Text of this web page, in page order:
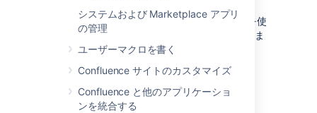
システムおよび Marketplace アプリ
の管理
ユーザーマクロを書く
Confluence サイトのカスタマイズ
Confluence と他のアプリケーショ
ンを統合する
これ以後、対象ユーザーは新しいユーザー名を使
用して Confluence にログインする必要がありま
す。新しいユーザー名は、@mentions
外部ディレクトリで管理さ